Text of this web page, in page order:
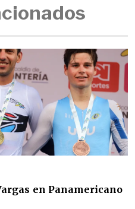
en Panamericano